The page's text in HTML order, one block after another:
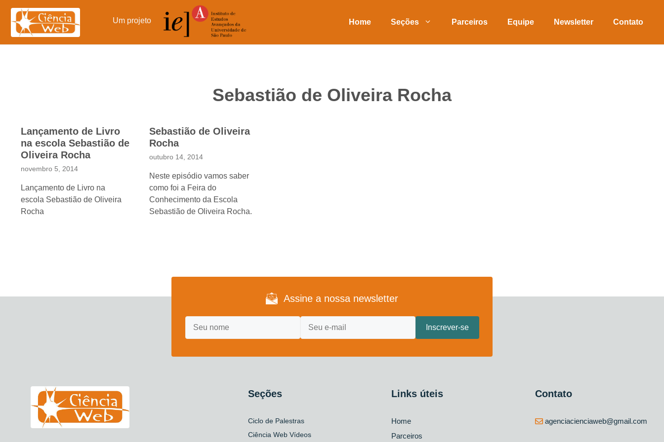
Um projeto Home Seções Parceiros Equipe Newsletter Contato
Sebastião de Oliveira Rocha
Lançamento de Livro
na escola Sebastião de
Oliveira Rocha
novembro 5, 2014
Lançamento de Livro na
escola Sebastião de Oliveira
Rocha
Sebastião de Oliveira
Rocha
outubro 14, 2014
Neste episódio vamos saber
como foi a Feira do
Conhecimento da Escola
Sebastião de Oliveira Rocha.
Assine a nossa newsletter
Seções
Ciclo de Palestras
Ciência Web Vídeos
Links úteis
Home
Parceiros
Contato
agenciacienciaweb@gmail.com